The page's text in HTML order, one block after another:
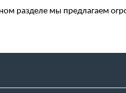
разделе мы предлагаем
медицинской мебели